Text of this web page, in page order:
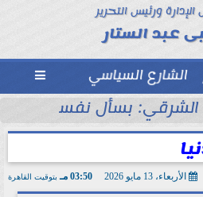
ورئيس التحرير
عبد الستار
الشارع السياسي 
الشرقي: بسأل نفسي
الأربعاء، 13 مايو 2026 03:50 مـ بتوقيت القاهرة